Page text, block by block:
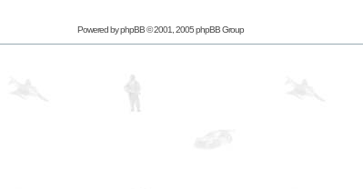
Powered byphpBB© 2001, 2005 phpBB Group